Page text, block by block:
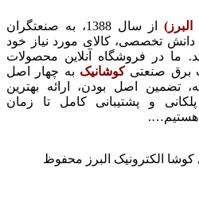
از سال 1388، به صنعتگران
تخصصی، کالای مورد نیاز خود
ما در فروشگاه آنلاین محصولات
برق صنعتی کوشانیک به چهار اصل
وجه، تضمین اصل بودن، ارائه بهترین
و پشتیبانی کامل تا زمان
هستیم….
الکترونیک البرز محفوظ